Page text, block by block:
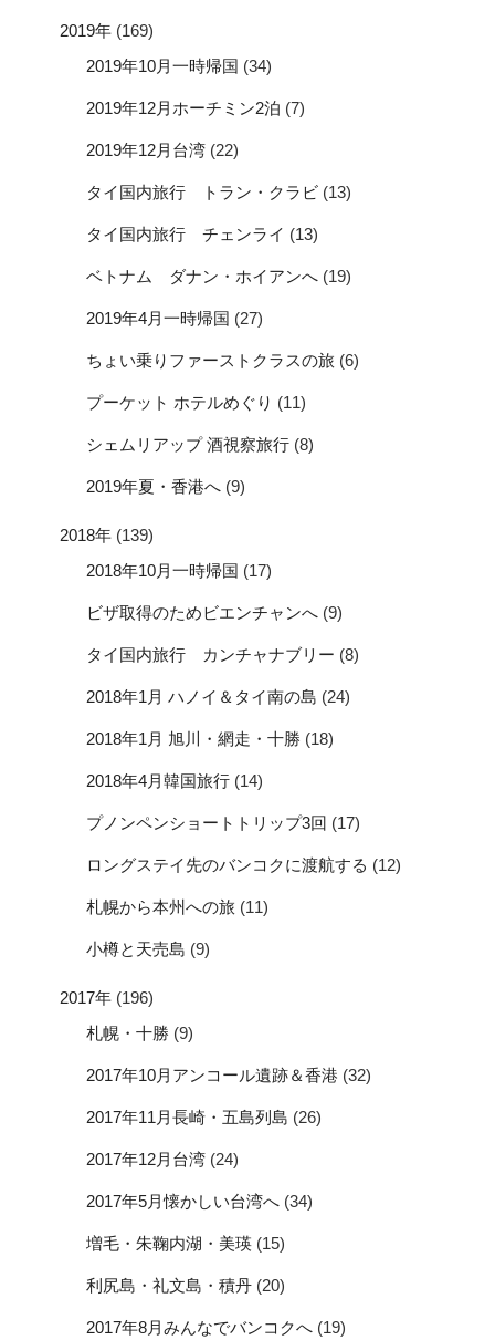
2019年 (169)
2019年10月一時帰国 (34)
2019年12月ホーチミン2泊 (7)
2019年12月台湾 (22)
タイ国内旅行 トラン・クラビ (13)
タイ国内旅行 チェンライ (13)
ベトナム ダナン・ホイアンへ (19)
2019年4月一時帰国 (27)
ちょい乗りファーストクラスの旅 (6)
プーケット ホテルめぐり (11)
シェムリアップ 酒視察旅行 (8)
2019年夏・香港へ (9)
2018年 (139)
2018年10月一時帰国 (17)
ビザ取得のためビエンチャンへ (9)
タイ国内旅行 カンチャナブリー (8)
2018年1月 ハノイ＆タイ南の島 (24)
2018年1月 旭川・網走・十勝 (18)
2018年4月韓国旅行 (14)
プノンペンショートトリップ3回 (17)
ロングステイ先のバンコクに渡航する (12)
札幌から本州への旅 (11)
小樽と天売島 (9)
2017年 (196)
札幌・十勝 (9)
2017年10月アンコール遺跡＆香港 (32)
2017年11月長崎・五島列島 (26)
2017年12月台湾 (24)
2017年5月懐かしい台湾へ (34)
増毛・朱鞠内湖・美瑛 (15)
利尻島・礼文島・積丹 (20)
2017年8月みんなでバンコクへ (19)